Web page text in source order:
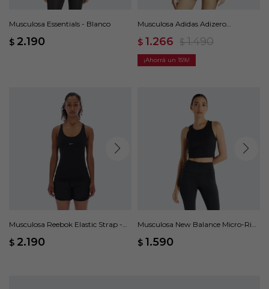
Musculosa Essentials - Blanco
$ 2.190
Musculosa Adidas Adizero
$ 1.266 $ 1.490
15
Musculosa Reebok Elastic Strap -
$ 2.190
Musculosa New Balance Micro-Rib
$ 1.590